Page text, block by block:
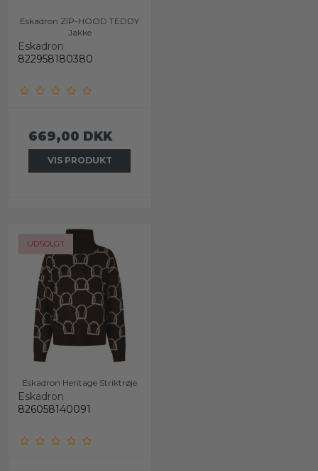
Eskadron ZIP-HOOD TEDDY
Jakke
Eskadron
822958180380
669,00 DKK
VIS PRODUKT
UDSOLGT
Eskadron Heritage Striktrøje
Eskadron
826058140091